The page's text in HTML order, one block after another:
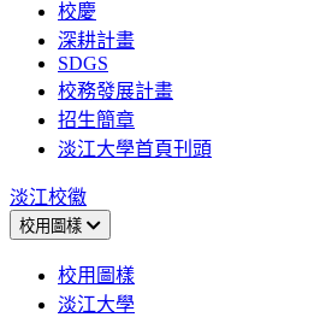
校慶
深耕計畫
SDGS
校務發展計畫
招生簡章
淡江大學首頁刊頭
淡江校徽
校用圖樣
校用圖樣
淡江大學